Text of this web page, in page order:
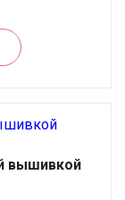
вышивкой